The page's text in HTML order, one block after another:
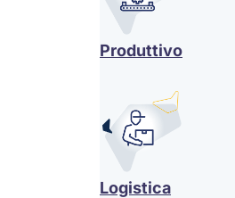
Produttivo
Logistica